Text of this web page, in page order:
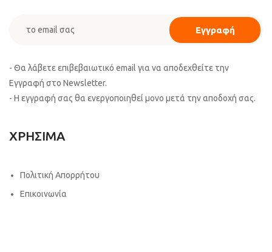
- Θα λάβετε επιβεβαιωτικό email για να αποδεχθείτε την
Εγγραφή στο Newsletter.
- Η εγγραφή σας θα ενεργοποιηθεί μονο μετά την αποδοχή σας.
ΧΡΗΣΙΜΑ
Πολιτική Απορρήτου
Επικοινωνία